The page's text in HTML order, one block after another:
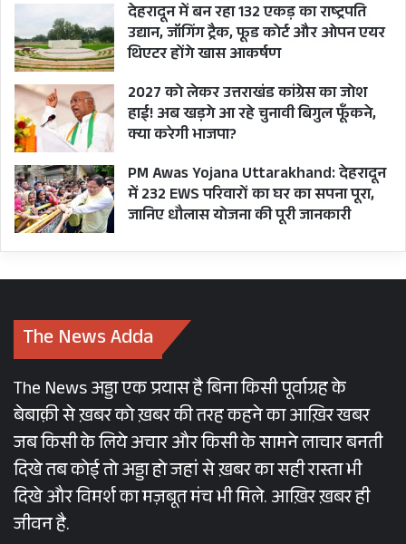
देहरादून में बन रहा 132 एकड़ का राष्ट्रपति
उद्यान, जॉगिंग ट्रैक, फूड कोर्ट और ओपन एयर
थिएटर होंगे खास आकर्षण
2027 को लेकर उत्तराखंड कांग्रेस का जोश
हाई! अब खड़गे आ रहे चुनावी बिगुल फूँकने,
क्या करेगी भाजपा?
PM Awas Yojana Uttarakhand: देहरादून
में 232 EWS परिवारों का घर का सपना पूरा,
जानिए धौलास योजना की पूरी जानकारी
The News Adda
The News अड्डा एक प्रयास है बिना किसी पूर्वाग्रह के
बेबाक़ी से ख़बर को ख़बर की तरह कहने का आख़िर खबर
जब किसी के लिये अचार और किसी के सामने लाचार बनती
दिखे तब कोई तो अड्डा हो जहां से ख़बर का सही रास्ता भी
दिखे और विमर्श का मज़बूत मंच भी मिले. आख़िर ख़बर ही
जीवन है.